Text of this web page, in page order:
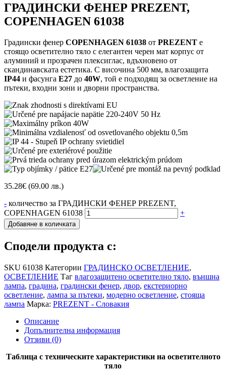
ГРАДИНСКИ ФЕНЕР PREZENT,
COPENHAGEN 61038
Градински фенер COPENHAGEN 61038 от PREZENT е
стоящо осветително тяло с елегантен черен мат корпус от
алуминий и прозрачен плексиглас, вдъхновено от
скандинавската естетика. С височина 500 мм, влагозащита
IP44 и фасунга E27 до 40W, той е подходящ за осветление на
пътеки, входни зони и дворни пространства.
35.28€ (69.00 лв.)
- количество за ГРАДИНСКИ ФЕНЕР PREZENT,
COPENHAGEN 61038
+
Добавяне в количката
Сподели продукта с:
SKU 61038 Категории ГРАДИНСКО ОСВЕТЛЕНИЕ,
ОСВЕТЛЕНИЕ Таг влагозащитено осветително тяло, външна
лампа, градина, градински фенер, двор, екстериорно
осветление, лампа за пътеки, модерно осветление, стояща
лампа Марка: PREZENT - Словакия
Описание
Допълнителна информация
Отзиви (0)
Таблица с техническите характеристики на осветителното
тяло